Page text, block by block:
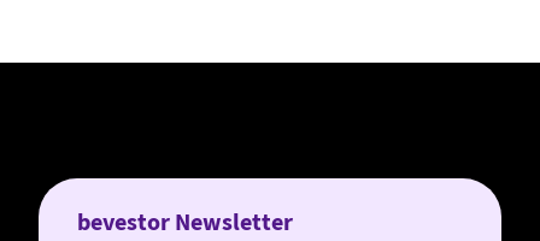
bevestor Newsletter